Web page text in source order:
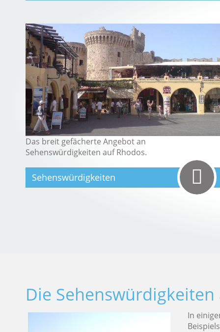
Das breit gefächerte Angebot an
Sehenswürdigkeiten auf Rhodos.
Sehenswürdigkeiten
Die
In